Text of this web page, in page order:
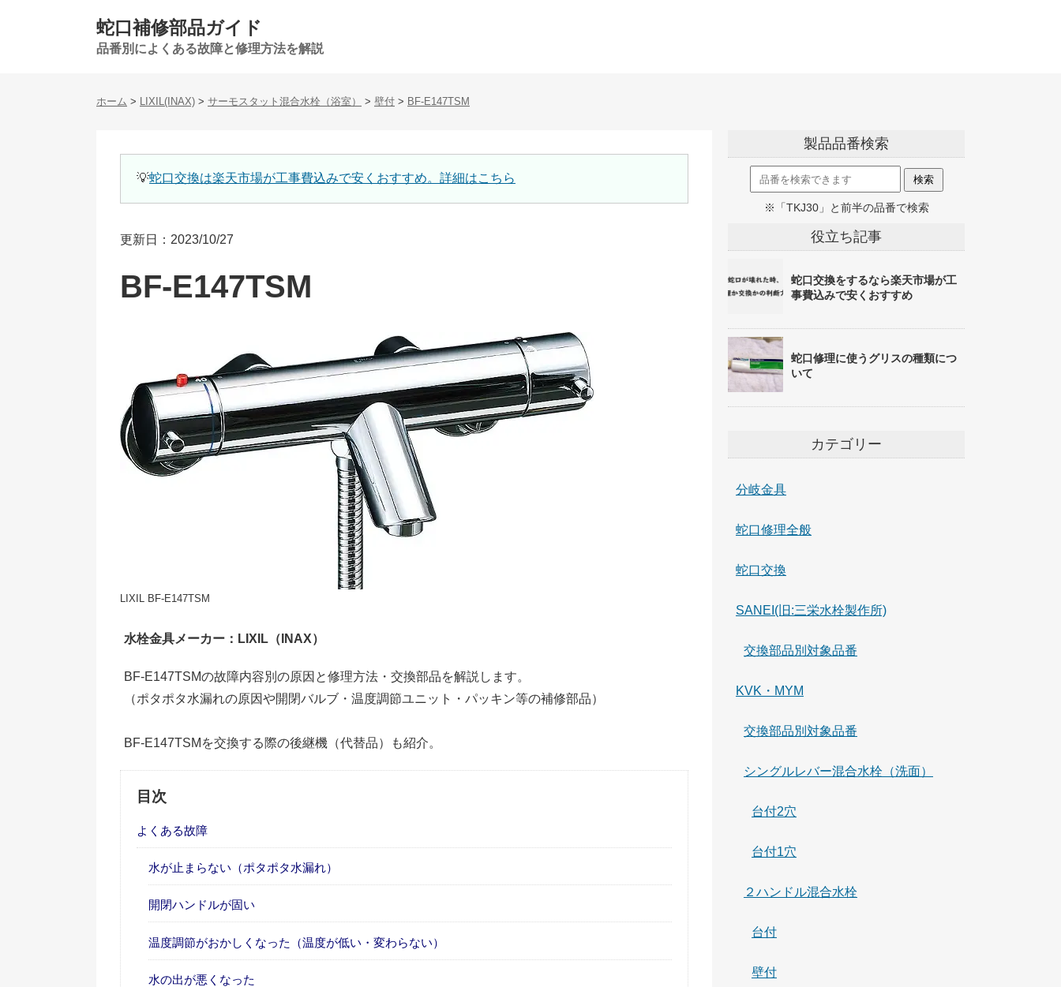
蛇口補修部品ガイド
品番別によくある故障と修理方法を解説
ホーム > LIXIL(INAX) > サーモスタット混合水栓（浴室） > 壁付 > BF-E147TSM
💡蛇口交換は楽天市場が工事費込みで安くおすすめ。詳細はこちら
更新日：2023/10/27
BF-E147TSM
LIXIL BF-E147TSM
水栓金具メーカー：LIXIL（INAX）
BF-E147TSMの故障内容別の原因と修理方法・交換部品を解説します。
（ポタポタ水漏れの原因や開閉バルブ・温度調節ユニット・パッキン等の補修部品）
BF-E147TSMを交換する際の後継機（代替品）も紹介。
目次
よくある故障
水が止まらない（ポタポタ水漏れ）
開閉ハンドルが固い
温度調節がおかしくなった（温度が低い・変わらない）
水の出が悪くなった
製品品番検索
※「TKJ30」と前半の品番で検索
役立ち記事
蛇口交換をするなら楽天市場が工
事費込みで安くおすすめ
蛇口修理に使うグリスの種類につ
いて
カテゴリー
分岐金具
蛇口修理全般
蛇口交換
SANEI(旧:三栄水栓製作所)
交換部品別対象品番
KVK・MYM
交換部品別対象品番
シングルレバー混合水栓（洗面）
台付2穴
台付1穴
２ハンドル混合水栓
台付
壁付